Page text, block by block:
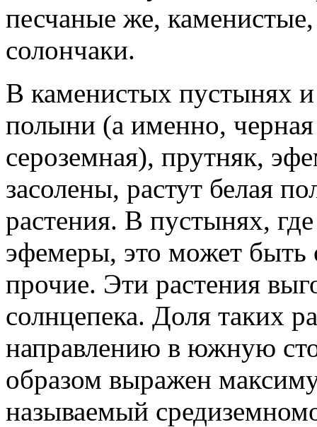
песчаные же,
солончаки.
В каменистых пустынях и
полыни (а именно,
сероземная), прутняк,
засолены, растут белая
растения. В пустынях,
эфемеры, это может быть
прочие. Эти растения
солнцепека. Доля таких
направлению в южную
образом выражен
называемый